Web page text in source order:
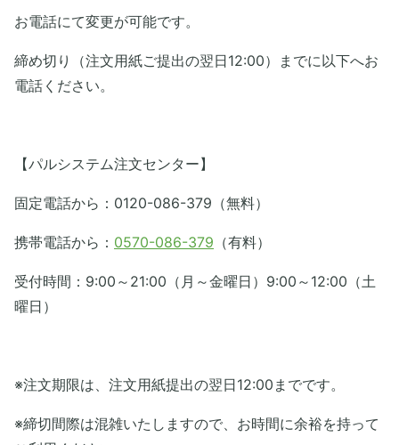
お電話にて変更が可能です。
締め切り（注文用紙ご提出の翌日12:00）までに以下へお
電話ください。
【パルシステム注文センター】
固定電話から：0120-086-379（無料）
携帯電話から： 0570-086-379 （有料）
受付時間：9:00～21:00（月～金曜日）9:00～12:00（土
曜日）
※注文期限は、注文用紙提出の翌日12:00までです。
※締切間際は混雑いたしますので、お時間に余裕を持って